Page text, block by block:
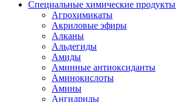
Специальные химические продукты
Агрохимикаты
Акриловые эфиры
Алканы
Альдегиды
Амиды
Аминные антиоксиданты
Аминокислоты
Амины
Ангидриды